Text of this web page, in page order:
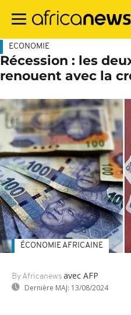
contenu
ECONOMIE
Récession : les
renouent avec la
By Africanews avec AFP
Dernière MAJ: 13/08/2024
ÉCONOMIE AFRICAINE